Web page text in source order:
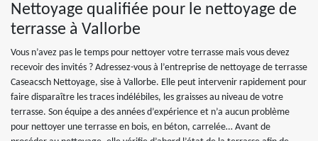
Nettoyage qualifiée pour le nettoyage de
terrasse à Vallorbe
Vous n’avez pas le temps pour nettoyer votre terrasse mais vous devez
recevoir des invités ? Adressez-vous à l’entreprise de nettoyage de terrasse
Caseacsch Nettoyage, sise à Vallorbe. Elle peut intervenir rapidement pour
faire disparaître les traces indélébiles, les graisses au niveau de votre
terrasse. Son équipe a des années d’expérience et n’a aucun problème
pour nettoyer une terrasse en bois, en béton, carrelée… Avant de